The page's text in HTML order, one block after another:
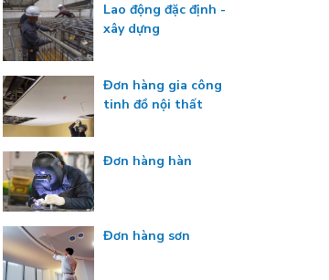
Lao động đặc định -
xây dựng
Đơn hàng gia công
tinh đồ nội thất
Đơn hàng hàn
Đơn hàng sơn